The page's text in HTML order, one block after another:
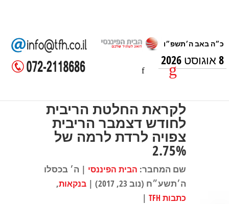
8 אוגוסט 2026
לקראת החלטת הריבית
לחודש דצמבר הריבית
צפויה לרדת לרמה של
2.75%
שם המחבר: הבית הפיננסי | ה׳ בכסלו
ה׳תשע״ח (נוב 23, 2017) |
בנקאות,
כתבות TFH |